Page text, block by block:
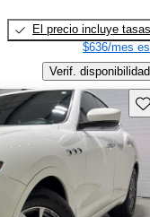
El precio incluye tasas
$636/mes
Verif. disponibilidad